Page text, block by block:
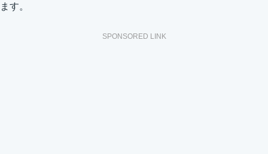
ます。
SPONSORED LINK